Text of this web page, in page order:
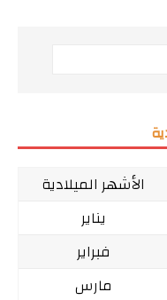
الأشهر الميلادية
يناير
فبراير
مارس